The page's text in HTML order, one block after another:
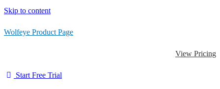
Skip to content
Wolfeye Product Page
View Pricing
Start Free Trial